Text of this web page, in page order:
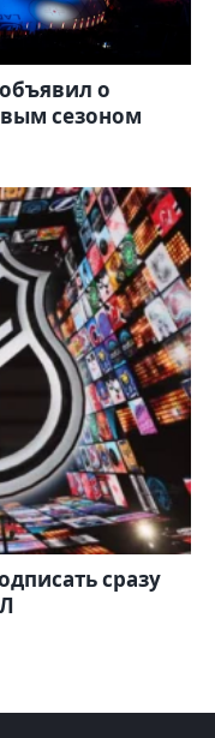
о
сезоном
сразу